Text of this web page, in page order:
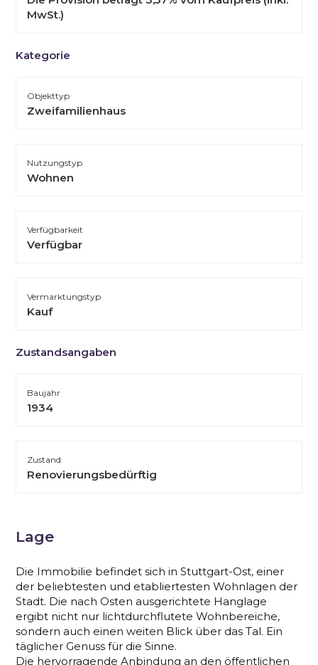
MwSt.)
Kategorie
Objekttyp
Zweifamilienhaus
Nutzungstyp
Wohnen
Verfügbarkeit
Verfügbar
Vermarktungstyp
Kauf
Zustandsangaben
Baujahr
1934
Zustand
Renovierungsbedürftig
Lage
Die Immobilie befindet sich in Stuttgart-Ost, einer
der beliebtesten und etabliertesten Wohnlagen der
Stadt. Die nach Osten ausgerichtete Hanglage
ergibt nicht nur lichtdurchflutete Wohnbereiche,
sondern auch einen weiten Blick über das Tal. Ein
täglicher Genuss für die Sinne.
Die hervorragende Anbindung an den öffentlichen